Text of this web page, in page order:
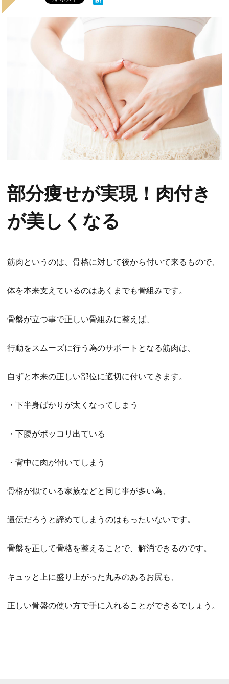
部分痩せが実現！肉付き
が美しくなる
筋肉というのは、骨格に対して後から付いて来るもので、
体を本来支えているのはあくまでも骨組みです。
骨盤が立つ事で正しい骨組みに整えば、
行動をスムーズに行う為のサポートとなる筋肉は、
自ずと本来の正しい部位に適切に付いてきます。
・下半身ばかりが太くなってしまう
・下腹がポッコリ出ている
・背中に肉が付いてしまう
骨格が似ている家族などと同じ事が多い為、
遺伝だろうと諦めてしまうのはもったいないです。
骨盤を正して骨格を整えることで、解消できるのです。
キュッと上に盛り上がった丸みのあるお尻も、
正しい骨盤の使い方で手に入れることができるでしょう。